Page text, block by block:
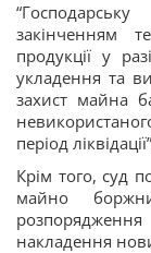
закінченням
продукції у
укладення та
захист майна
період
Крім того, суд
майно
накладення